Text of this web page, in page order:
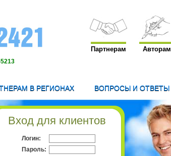
Партнерам Авторам
В РЕГИОНАХ ВОПРОСЫ И ОТВЕТЫ
Вход для клиентов
Логин:
Пароль: